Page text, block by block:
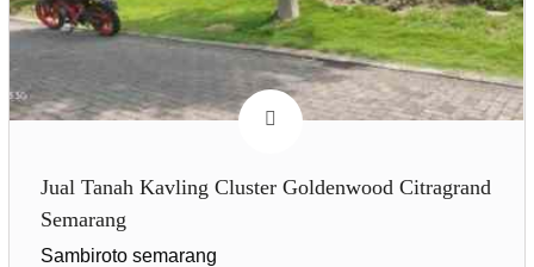
Jual Tanah Kavling Cluster Goldenwood Citragrand
Semarang
Sambiroto semarang